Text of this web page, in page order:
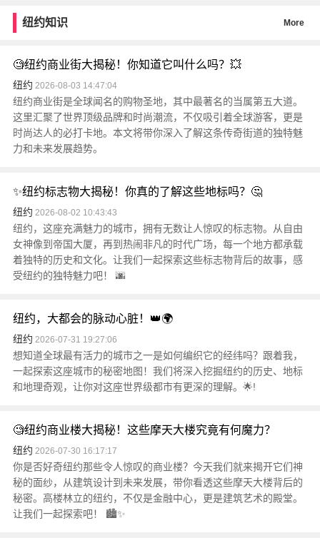
纽约知识 More
🧐纽约商业街大揭秘！你知道它叫什么吗？💥
纽约 2026-08-03 14:47:04
纽约商业街是全球闻名的购物圣地，其中最著名的当属第五大道。
这里汇聚了世界顶级品牌和时尚潮流，不仅吸引着全球游客，更是
时尚达人的必打卡地。本文将带你深入了解这条传奇街道的独特魅
力和未来发展趋势。
✨纽约标志物大揭秘！你真的了解这些地标吗？🤔
纽约 2026-08-02 10:43:43
纽约，这座充满魅力的城市，拥有无数让人惊叹的标志物。从自由
女神像到帝国大厦，再到热闹非凡的时代广场，每一个地方都承载
着独特的历史和文化。让我们一起探索这些标志物背后的故事，感
受纽约的独特魅力吧！ 🌆
纽约，大都会的脉动心脏！👑🌍
纽约 2026-07-31 19:27:06
想知道全球最有活力的城市之一是如何编织它的经纬吗？跟着我，
一起探索这座城市的秘密地图！我们将深入挖掘纽约的历史、地标
和地理奇观，让你对这座世界级都市有更深的理解。🌟!
🧐纽约商业楼大揭秘！这些摩天大楼究竟有何魔力？
纽约 2026-07-30 16:17:17
你是否好奇纽约那些令人惊叹的商业楼？今天我们就来揭开它们神
秘的面纱，从建筑设计到未来发展，带你看透这些摩天大楼背后的
秘密。高楼林立的纽约，不仅是金融中心，更是建筑艺术的殿堂。
让我们一起探索吧！ 🏙️✨